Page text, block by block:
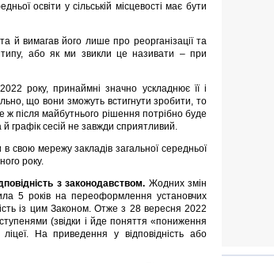
освіти у сільській місцевості має бути
й вимагав його лише про реорганізації та
типу, або як ми звикли це називати – при
року, принаймні значно ускладнює її і
що вони зможуть встигнути зробити, то
після майбутнього рішення потрібно буде
графік сесій не завжди сприятливий.
свою мережу закладів загальної середньої
року.
з законодавством. Жодних змін
5 років на переоформлення установчих
із цим Законом. Отже з 28 вересня 2022
(звідки і йде поняття «пониження
На приведення у відповідність або